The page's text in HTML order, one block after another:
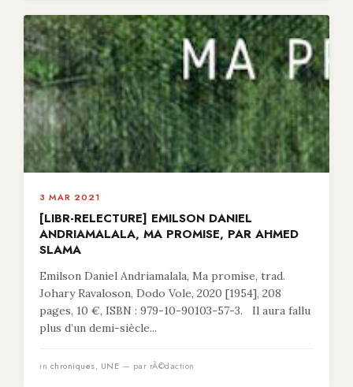
3 MAR 2021
[LIBR-RELECTURE] EMILSON DANIEL
ANDRIAMALALA, MA PROMISE, PAR AHMED
SLAMA
Emilson Daniel Andriamalala, Ma promise, trad.
Johary Ravaloson, Dodo Vole, 2020 [1954], 208
pages, 10 €, ISBN : 979-10-90103-57-3. Il aura fallu
plus d’un demi-siècle...
in chroniques, UNE — par rÃ©daction